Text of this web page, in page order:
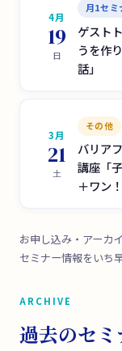
4月
19
日
月1セミ
ゲスト
うを作
話」
3月
21
土
その他
バリア
講座「
＋ワン！
お申し込み・アーカ
セミナー情報をいち
ARCHIVE
過去のセ